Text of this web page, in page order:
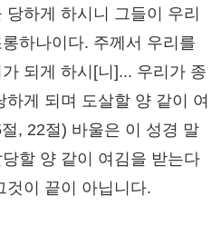
하게 하시니 그들이 우리
하나이다. 주께서 우리를
되게 하시[니]... 우리가 종
게 되며 도살할 양 같이 여
, 22절) 바울은 이 성경 말
할 양 같이 여김을 받는다
것이 끝이 아닙니다.